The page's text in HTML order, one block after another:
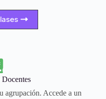
agrupación. Accede a un